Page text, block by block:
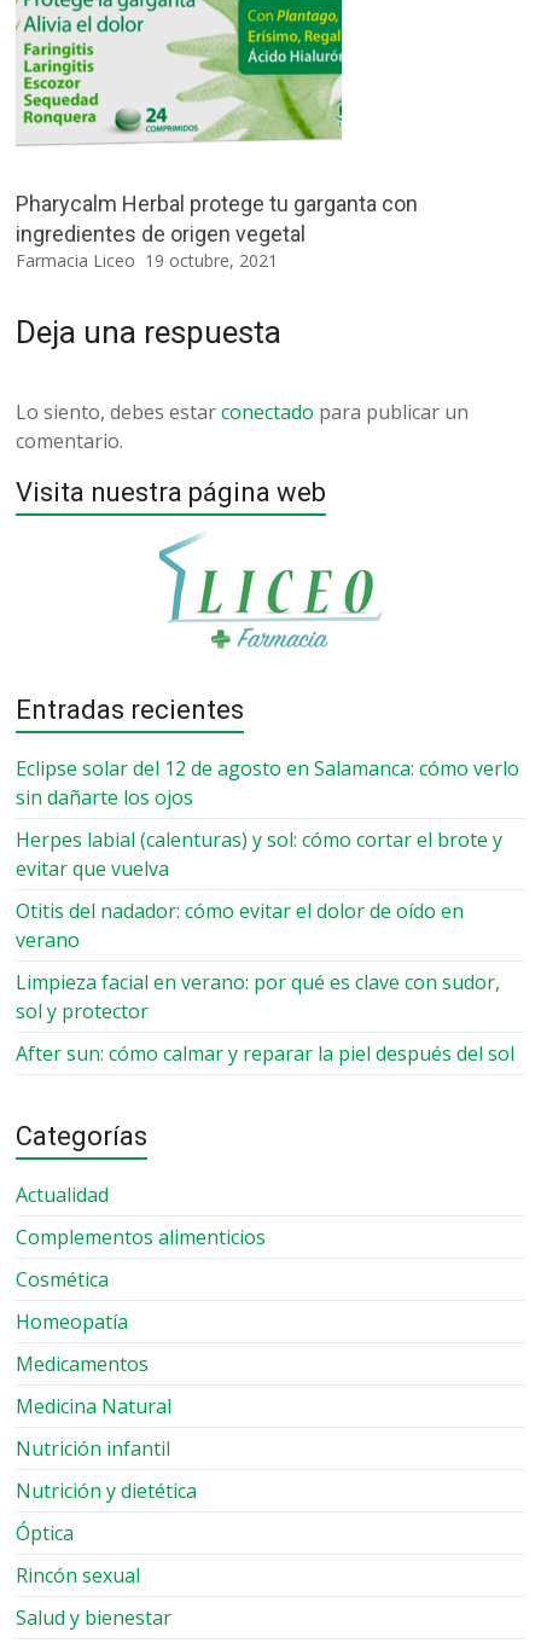
Pharycalm Herbal protege tu garganta con
ingredientes de origen vegetal
Farmacia Liceo 19 octubre, 2021
Deja una respuesta
Lo siento, debes estarconectado para publicar un
comentario.
Visita nuestra página web
Entradas recientes
Eclipse solar del 12 de agosto en Salamanca: cómo verlo
sin dañarte los ojos
Herpes labial (calenturas) y sol: cómo cortar el brote y
evitar que vuelva
Otitis del nadador: cómo evitar el dolor de oído en
verano
Limpieza facial en verano: por qué es clave con sudor,
sol y protector
After sun: cómo calmar y reparar la piel después del sol
Categorías
Actualidad
Complementos alimenticios
Cosmética
Homeopatía
Medicamentos
Medicina Natural
Nutrición infantil
Nutrición y dietética
Óptica
Rincón sexual
Salud y bienestar